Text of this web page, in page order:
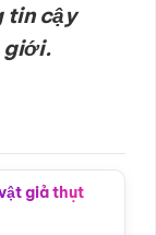
tin cậy
giới.
giả thụt